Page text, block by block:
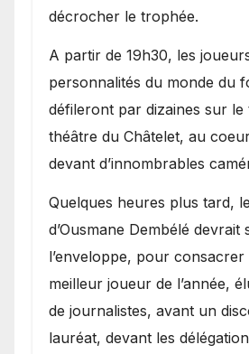
décrocher le trophée.
A partir de 19h30, les
personnalités du monde du
défileront par dizaines sur le
théâtre du Châtelet, au
devant d’innombrables
Quelques heures plus tard,
d’Ousmane Dembélé devrait
l’enveloppe, pour consacrer
meilleur joueur de l’année,
de journalistes, avant un
lauréat, devant les